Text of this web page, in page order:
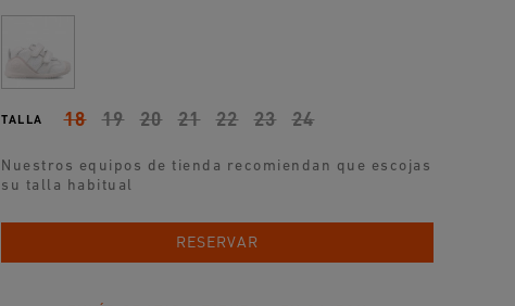
TALLA 18 19 20 21 22 23 24
Nuestros equipos de tienda recomiendan que escojas
su talla habitual
AÑADIR AL CARRITO
RESERVAR